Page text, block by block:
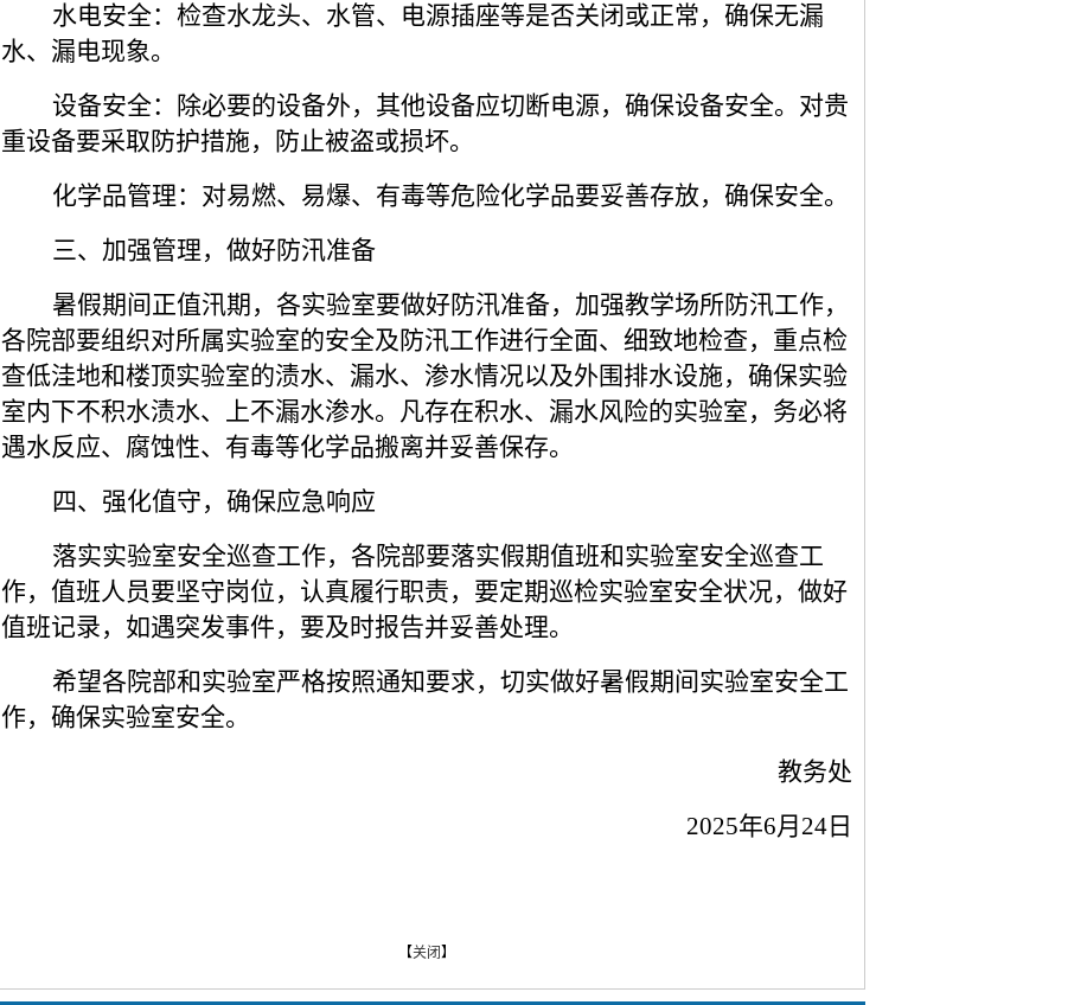
水电安全：检查水龙头、水管、电源插座等是否关闭或正常，确保无漏
水、漏电现象。
设备安全：除必要的设备外，其他设备应切断电源，确保设备安全。对贵
重设备要采取防护措施，防止被盗或损坏。
化学品管理：对易燃、易爆、有毒等危险化学品要妥善存放，确保安全。
三、加强管理，做好防汛准备
暑假期间正值汛期，各实验室要做好防汛准备， 加强教学场所防汛工作，
各院部要组织对所属实验室的安全及防汛工作进行全面、细致地检查，重点检
查低洼地和楼顶实验室的渍水、漏水、渗水情况以及外围排水设施，确保实验
室内下不积水渍水、上不漏水渗水。凡存在积水、漏水风险的实验室，务必将
遇水反应、腐蚀性、有毒等化学品搬离并妥善保存。
四、强化值守，确保应急响应
落实实验室安全巡查工作，各院部要落实假期值班和实验室安全巡查工
作，值班人员要坚守岗位，认真履行职责， 要定期巡检实验室安全状况， 做好
值班记录， 如遇突发事件，要及时报告并妥善处理。
希望各院部和实验室严格按照通知要求，切实做好暑假期间实验室安全工
作，确保实验室安全。
教务处
2025年6月24日
【关闭】